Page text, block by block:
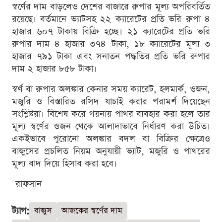
স্বর্ণের দাম বাড়লেও দেশের বাজারে রুপার মূল্য অপরিবর্তিত
রয়েছে। বর্তমানে ভ্যাটসহ ২২ ক্যারেটের প্রতি ভরি রুপা ৪
হাজার ৬০৭ টাকায় বিক্রি হচ্ছে। ২১ ক্যারেটের প্রতি ভরি
রুপার দাম ৪ হাজার ৩৭৪ টাকা, ১৮ ক্যারেটের মূল্য ৩
হাজার ৭৯১ টাকা এবং সনাতন পদ্ধতির প্রতি ভরি রুপার
দাম ২ হাজার ৮৫৮ টাকা।
স্বর্ণ বা রুপার অলঙ্কার কেনার সময় ক্যারেট, হলমার্ক, ওজন,
মজুরি ও বিস্তারিত রসিদ যাচাই করার পরামর্শ দিয়েছেন
সংশ্লিষ্টরা। বিশেষ করে গয়নায় পাথর ব্যবহার করা হলে তার
মূল্য স্বর্ণের ওজন থেকে আলাদাভাবে নির্ধারণ করা উচিত।
একইভাবে পুরোনো অলঙ্কার বদল বা বিক্রির ক্ষেত্রেও
বাজুসের প্রচলিত নিয়ম অনুযায়ী ভ্যাট, মজুরি ও পাথরের
মূল্য বাদ দিয়ে হিসাব করা হবে।
-রাফসান
ট্যাগ: বাজুস
আজকের স্বর্ণের দাম